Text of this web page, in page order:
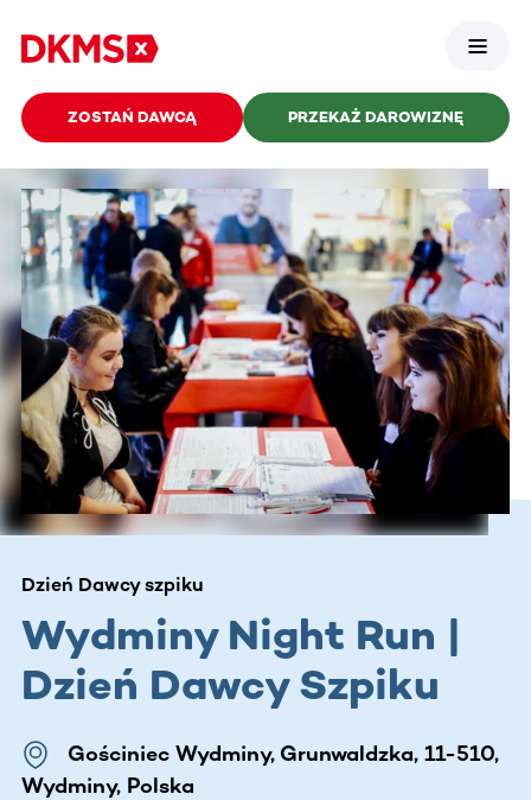
ZOSTAŃ DAWCĄ PRZEKAŻ DAROWIZNĘ
Dzień Dawcy szpiku
Wydminy Night Run |
Dzień Dawcy Szpiku
Gościniec Wydminy, Grunwaldzka, 11-510,
Wydminy, Polska